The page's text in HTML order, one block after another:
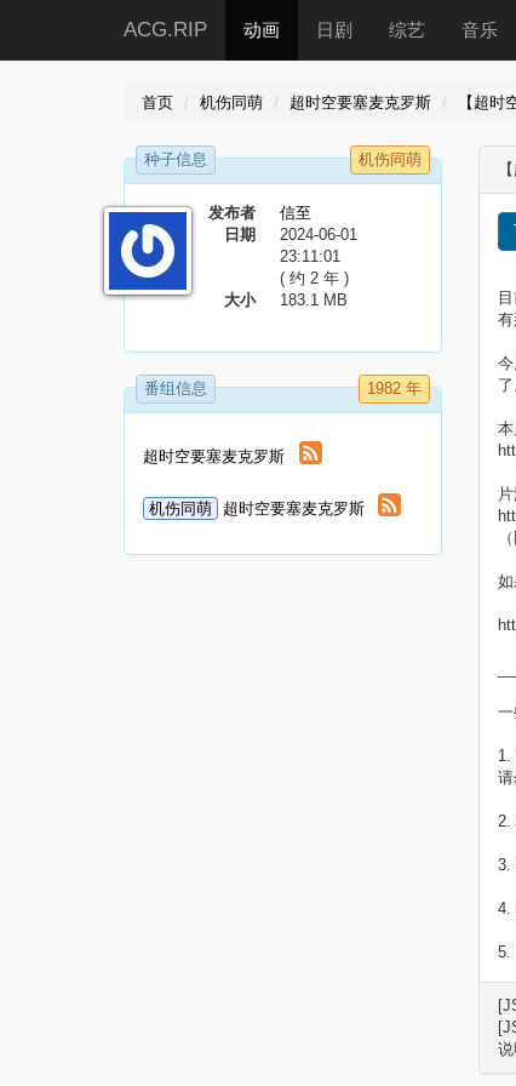
ACG.RIP 动画 日剧 综艺 音乐
首页 机伤同萌 超时空要塞麦克罗斯 【超
种子信息 机伤同萌
发布者
信至
日期
2024-06-01
23:11:01
( 约 2 年 )
大小
183.1 MB
番组信息 1982 年
超时空要塞麦克罗斯
机伤同萌 超时空要塞麦克罗斯
一
1.
请
2.
3.
4.
5.